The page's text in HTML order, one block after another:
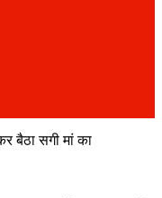
बैठा सगी मां का